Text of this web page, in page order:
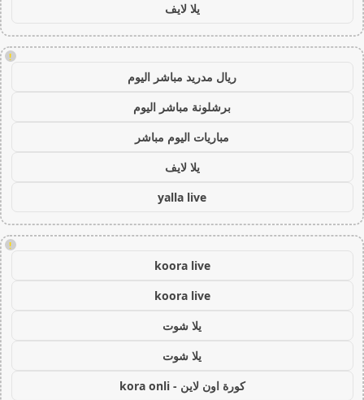
يلا لايف
!
ريال مدريد مباشر اليوم
برشلونة مباشر اليوم
مباريات اليوم مباشر
يلا لايف
yalla live
!
koora live
koora live
يلا شوت
يلا شوت
كورة اون لاين - kora onli